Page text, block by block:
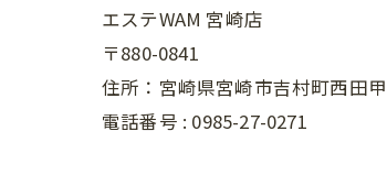
エステWAM 宮崎店
〒880-0841
住所：宮崎県宮崎市吉村町西田
電話番号 : 0985-27-0271